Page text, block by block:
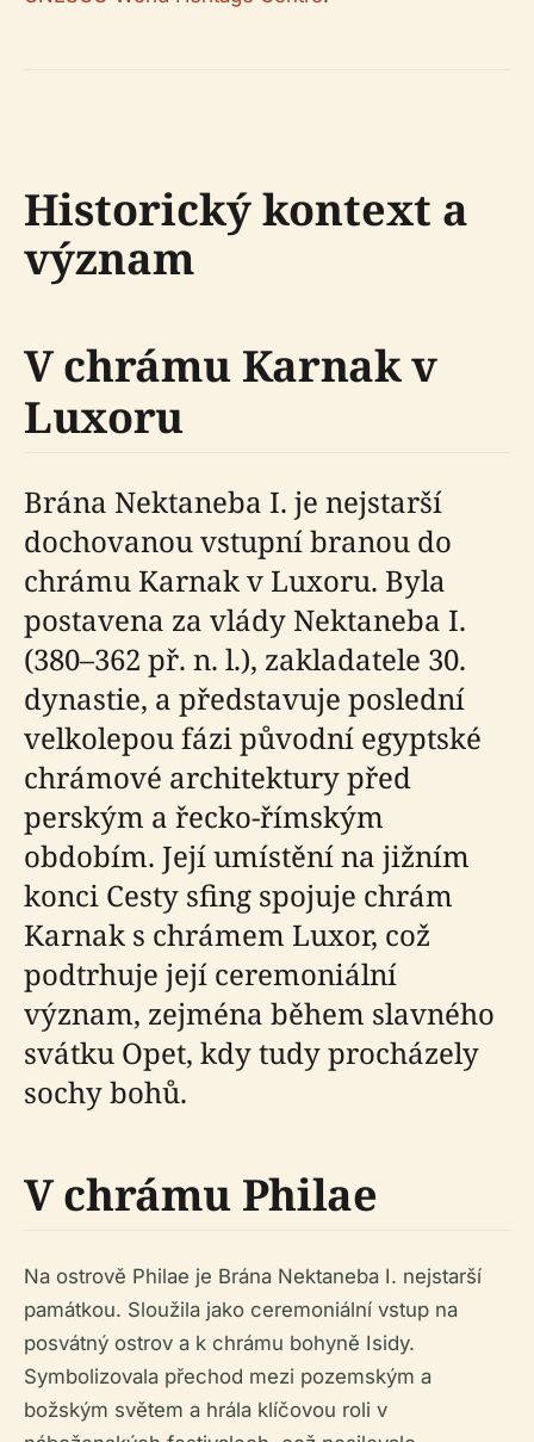
Historický kontext a
význam
V chrámu Karnak v
Luxoru
Brána Nektaneba I. je nejstarší
dochovanou vstupní branou do
chrámu Karnak v Luxoru. Byla
postavena za vlády Nektaneba I.
(380–362 př. n. l.), zakladatele 30.
dynastie, a představuje poslední
velkolepou fázi původní egyptské
chrámové architektury před
perským a řecko-římským
obdobím. Její umístění na jižním
konci Cesty sfing spojuje chrám
Karnak s chrámem Luxor, což
podtrhuje její ceremoniální
význam, zejména během slavného
svátku Opet, kdy tudy procházely
sochy bohů.
V chrámu Philae
Na ostrově Philae je Brána Nektaneba I. nejstarší
památkou. Sloužila jako ceremoniální vstup na
posvátný ostrov a k chrámu bohyně Isidy.
Symbolizovala přechod mezi pozemským a
božským světem a hrála klíčovou roli v